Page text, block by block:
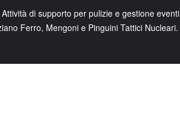
di supporto per pulizie e gestione eventi
Ferro, Mengoni e Pinguini Tattici Nucleari.